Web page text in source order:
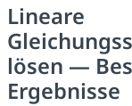
Lineare
lösen —
Ergebnisse